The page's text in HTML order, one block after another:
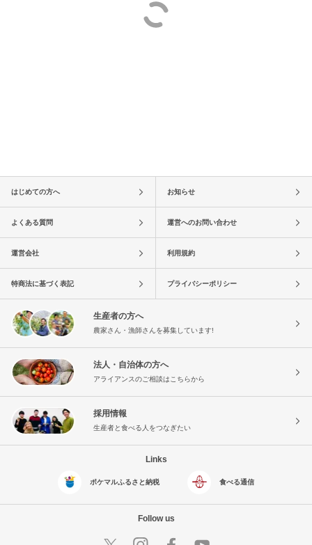
はじめての方へ お知らせ
よくある質問 運営へのお問い合わせ
運営会社 利用規約
特商法に基づく表記 プライバシーポリシー
生産者の方へ
農家さん・漁師さんを募集しています!
法人・自治体の方へ
アライアンスのご相談はこちらから
採用情報
生産者と食べる人をつなぎたい
Links
ポケマルふるさと納税 食べる通信
Follow us